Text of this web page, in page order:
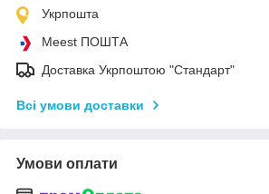
Укрпошта
Meest ПОШТА
Доставка Укрпоштою "Стандарт"
Всі умови доставки
Умови оплати